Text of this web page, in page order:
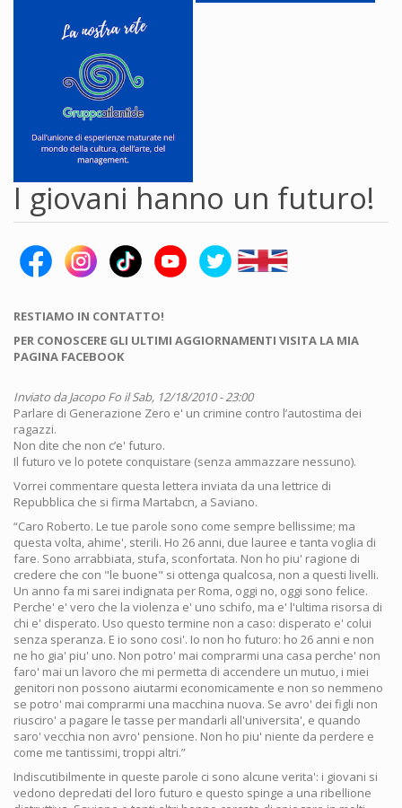
I giovani hanno un futuro!
RESTIAMO IN CONTATTO!
PER CONOSCERE GLI ULTIMI AGGIORNAMENTI VISITA LA MIA
PAGINA FACEBOOK
Inviato daJacopo Fo il Sab, 12/18/2010 - 23:00
Parlare di Generazione Zero e' un crimine contro l’autostima dei
ragazzi.
Non dite che non c’e' futuro.
Il futuro ve lo potete conquistare (senza ammazzare nessuno).
Vorrei commentare questa lettera inviata da una lettrice di
Repubblica che si firma Martabcn, a Saviano.
“Caro Roberto. Le tue parole sono come sempre bellissime; ma
questa volta, ahime', sterili. Ho 26 anni, due lauree e tanta voglia di
fare. Sono arrabbiata, stufa, sconfortata. Non ho piu' ragione di
credere che con "le buone" si ottenga qualcosa, non a questi livelli.
Un anno fa mi sarei indignata per Roma, oggi no, oggi sono felice.
Perche' e' vero che la violenza e' uno schifo, ma e' l'ultima risorsa di
chi e' disperato. Uso questo termine non a caso: disperato e' colui
senza speranza. E io sono cosi'. Io non ho futuro: ho 26 anni e non
ne ho gia' piu' uno. Non potro' mai comprarmi una casa perche' non
faro' mai un lavoro che mi permetta di accendere un mutuo, i miei
genitori non possono aiutarmi economicamente e non so nemmeno
se potro' mai comprarmi una macchina nuova. Se avro' dei figli non
riusciro' a pagare le tasse per mandarli all'universita', e quando
saro' vecchia non avro' pensione. Non ho piu' niente da perdere e
come me tantissimi, troppi altri.”
Indiscutibilmente in queste parole ci sono alcune verita': i giovani si
vedono depredati del loro futuro e questo spinge a una ribellione